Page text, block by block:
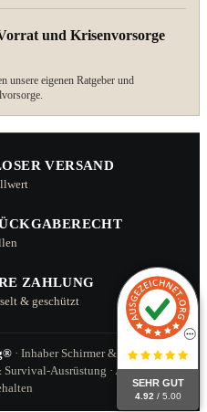
und Krisenvorsorge
unsere eigenen Ratgeber und
SEHR GUT
4.92 / 5.00
VERSAND
ZAHLUNG
& geschützt
· Inhaber Schirmer & Zitzl GbR ·
Ausrüstung · Alle Rechte